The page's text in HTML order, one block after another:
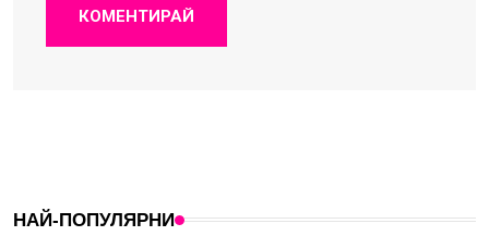
КОМЕНТИРАЙ
НАЙ-ПОПУЛЯРНИ